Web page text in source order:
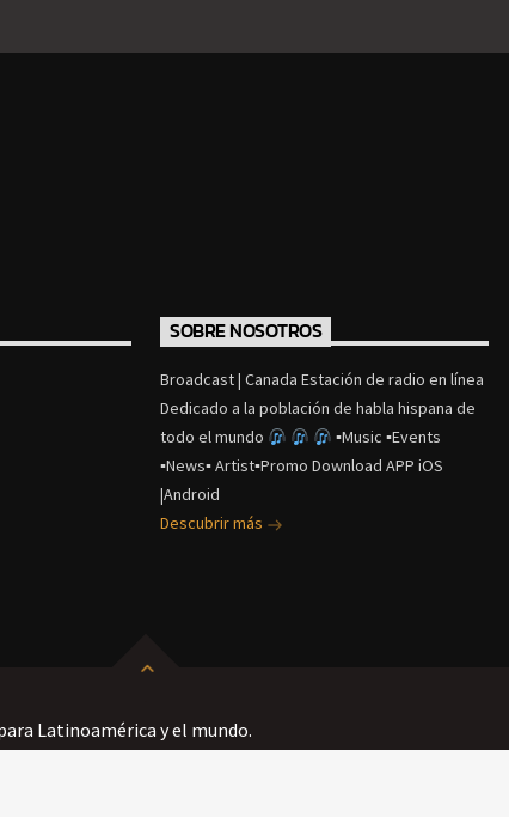
SOBRE NOSOTROS
Broadcast | Canada Estación de radio en línea
Dedicado a la población de habla hispana de
todo el mundo
▪Music ▪Events
▪News▪ Artist▪Promo Download APP iOS
|Android
Descubrir más
Latinoamérica y el mundo.